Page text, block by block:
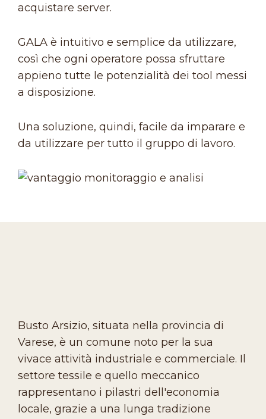
acquistare server.
GALA è intuitivo e semplice da utilizzare,
così che ogni operatore possa sfruttare
appieno tutte le potenzialità dei tool messi
a disposizione.
Una soluzione, quindi, facile da imparare e
da utilizzare per tutto il gruppo di lavoro.
Busto Arsizio, situata nella provincia di
Varese, è un comune noto per la sua
vivace attività industriale e commerciale. Il
settore tessile e quello meccanico
rappresentano i pilastri dell'economia
locale, grazie a una lunga tradizione